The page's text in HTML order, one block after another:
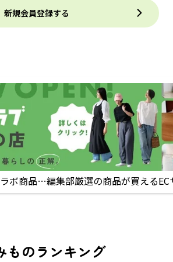
新規会員登録する
ボ商品…編集部厳選の商品が買えるEC
ものランキング